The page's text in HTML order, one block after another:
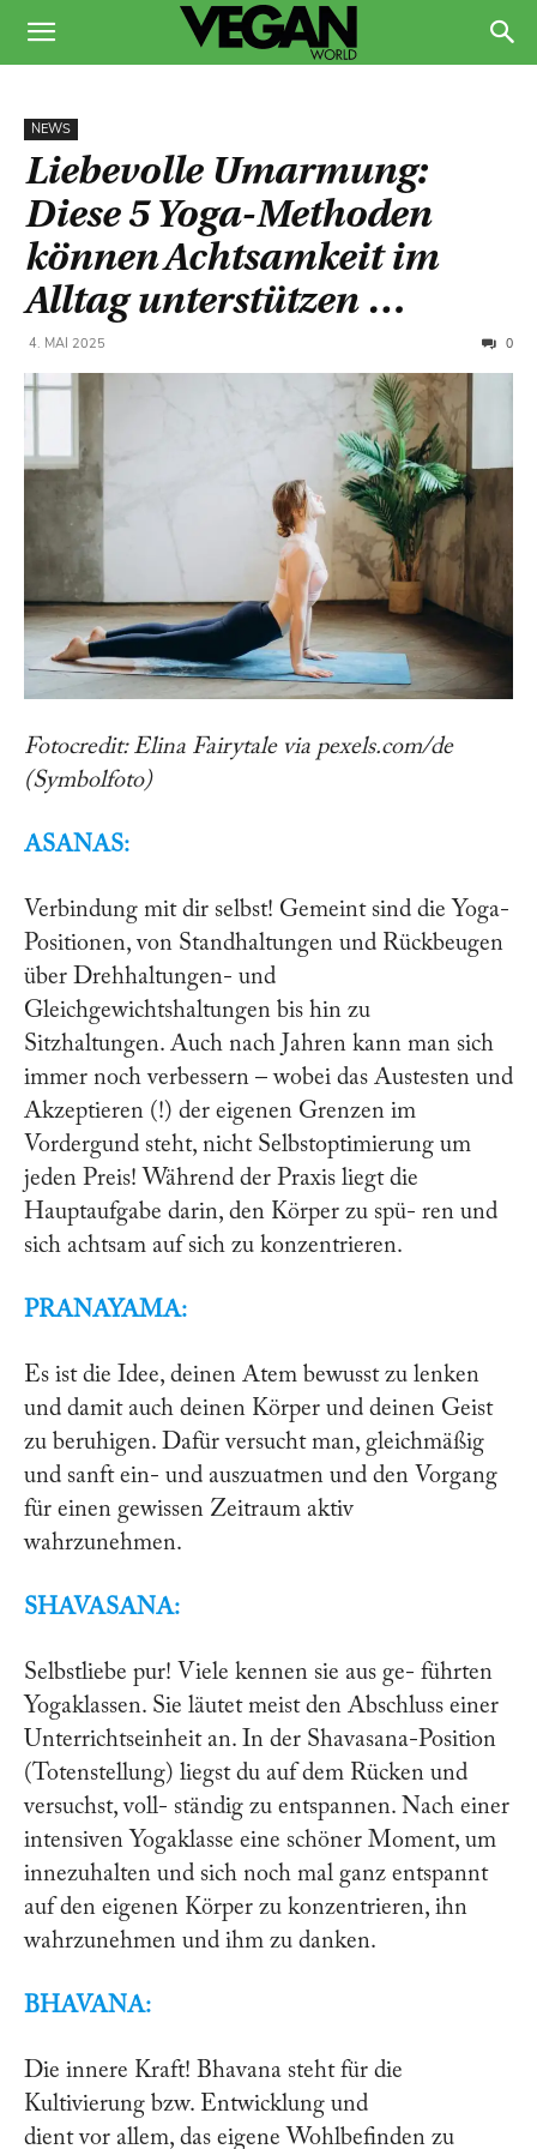
NEWS
Liebevolle Umarmung:
Diese 5 Yoga-Methoden
können Achtsamkeit im
Alltag unterstützen …
4. MAI 2025 0
Fotocredit: Elina Fairytale via pexels.com/de
(Symbolfoto)
ASANAS:
Verbindung mit dir selbst! Gemeint sind die Yoga-
Positionen, von Standhaltungen und Rückbeugen
über Drehhaltungen- und
Gleichgewichtshaltungen bis hin zu
Sitzhaltungen. Auch nach Jahren kann man sich
immer noch verbessern – wobei das Austesten und
Akzeptieren (!) der eigenen Grenzen im
Vordergund steht, nicht Selbstoptimierung um
jeden Preis! Während der Praxis liegt die
Hauptaufgabe darin, den Körper zu spü- ren und
sich achtsam auf sich zu konzentrieren.
PRANAYAMA:
Es ist die Idee, deinen Atem bewusst zu lenken
und damit auch deinen Körper und deinen Geist
zu beruhigen. Dafür versucht man, gleichmäßig
und sanft ein- und auszuatmen und den Vorgang
für einen gewissen Zeitraum aktiv
wahrzunehmen.
SHAVASANA:
Selbstliebe pur! Viele kennen sie aus ge- führten
Yogaklassen. Sie läutet meist den Abschluss einer
Unterrichtseinheit an. In der Shavasana-Position
(Totenstellung) liegst du auf dem Rücken und
versuchst, voll- ständig zu entspannen. Nach einer
intensiven Yogaklasse eine schöner Moment, um
innezuhalten und sich noch mal ganz entspannt
auf den eigenen Körper zu konzentrieren, ihn
wahrzunehmen und ihm zu danken.
BHAVANA:
Die innere Kraft! Bhavana steht für die
Kultivierung bzw. Entwicklung und
dient vor allem, das eigene Wohlbefinden zu